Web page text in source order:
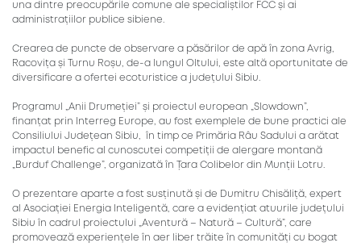
una dintre preocupările comune ale specialiștilor FCC și ai
administrațiilor publice sibiene.
Crearea de puncte de observare a păsărilor de apă în zona Avrig,
Racovița și Turnu Roșu, de-a lungul Oltului, este altă oportunitate de
diversificare a ofertei ecoturistice a județului Sibiu.
Programul „Anii Drumeției” și proiectul european „Slowdown”,
finanțat prin Interreg Europe, au fost exemplele de bune practici ale
Consiliului Județean Sibiu, în timp ce Primăria Râu Sadului a arătat
impactul benefic al cunoscutei competiții de alergare montană
„Burduf Challenge”, organizată în Țara Colibelor din Munții Lotru.
O prezentare aparte a fost susținută și de Dumitru Chisăliță, expert
al Asociației Energia Inteligentă, care a evidențiat atuurile județului
Sibiu în cadrul proiectului „Aventură – Natură – Cultură”, care
promovează experiențele în aer liber trăite în comunități cu bogat